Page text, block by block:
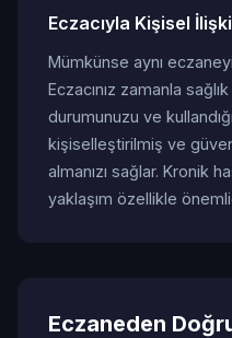
Eczacıyla Kişisel
Mümkünse aynı
Eczacınız zamanla
durumunuzu ve
kişiselleştirilmiş ve
almanızı sağlar. Kronik
yaklaşım özellikle
Eczaneden